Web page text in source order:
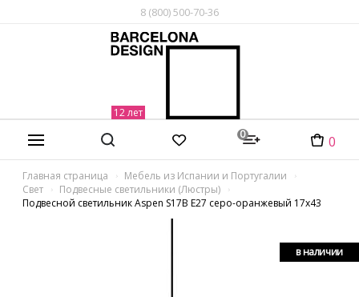
8 (800) 500-70-36
0 0
Главная страница
Мебель из Испании и Португалии
Свет
Подвесные светильники (Люстры)
Подвесной светильник Aspen S17B E27 серо-оранжевый 17x43
в наличии